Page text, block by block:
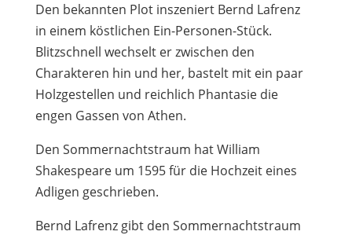
Den bekannten Plot inszeniert Bernd Lafrenz
in einem köstlichen Ein-Personen-Stück.
Blitzschnell wechselt er zwischen den
Charakteren hin und her, bastelt mit ein paar
Holzgestellen und reichlich Phantasie die
engen Gassen von Athen.
Den Sommernachtstraum hat William
Shakespeare um 1595 für die Hochzeit eines
Adligen geschrieben.
Bernd Lafrenz gibt den Sommernachtstraum